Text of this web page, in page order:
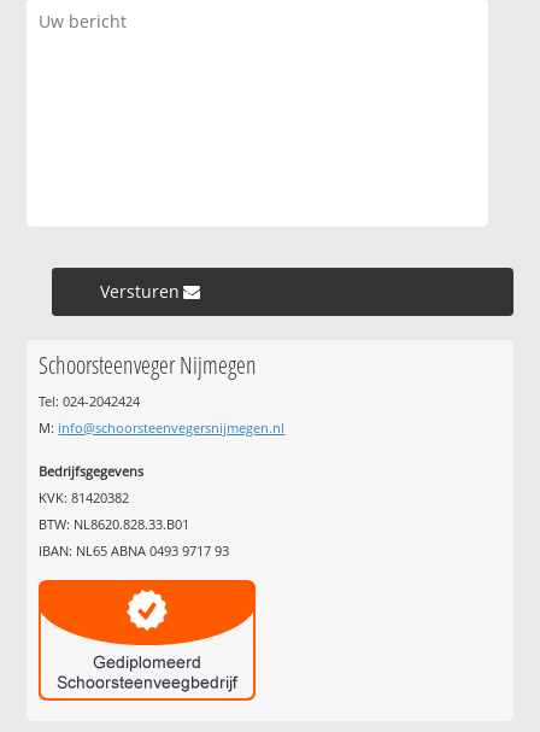
Versturen »
Schoorsteenveger Nijmegen
Tel: 024-2042424
M: info@schoorsteenvegersnijmegen.nl
Bedrijfsgegevens
KVK: 81420382
BTW: NL8620.828.33.B01
IBAN: NL65 ABNA 0493 9717 93